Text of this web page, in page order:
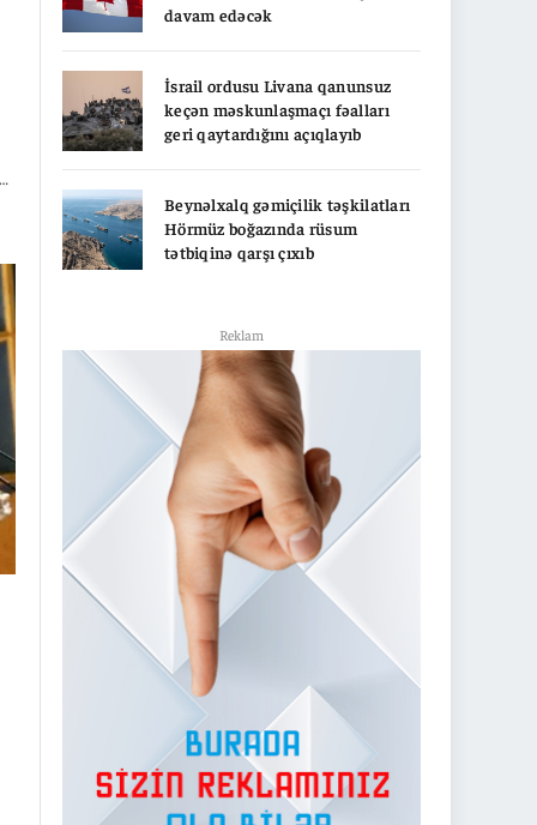
davam edəcək
İsrail ordusu Livana qanunsuz
keçən məskunlaşmaçı fəalları
geri qaytardığını açıqlayıb
Beynəlxalq gəmiçilik təşkilatları
Hörmüz boğazında rüsum
tətbiqinə qarşı çıxıb
Reklam